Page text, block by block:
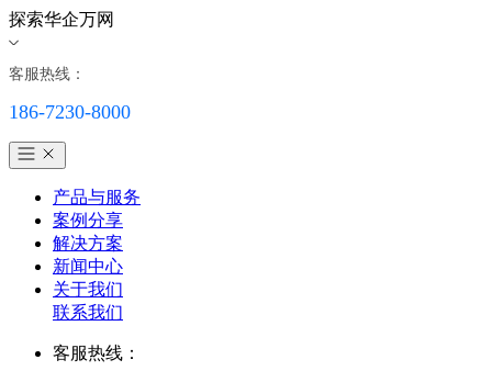
探索华企万网
客服热线：
186-7230-8000
产品与服务
案例分享
解决方案
新闻中心
关于我们
联系我们
客服热线：